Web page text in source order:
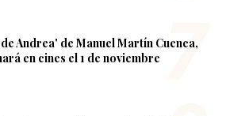
Andrea' de Manuel Martín Cuenca,
en cines el 1 de noviembre